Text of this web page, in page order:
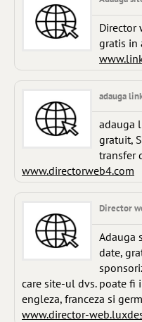
Director
gratis in
adauga
adauga
gratuit,
transfer
www.directorweb4.com
Director
Adauga
date,
care site-ul dvs. poate fi
engleza, franceza si
www.director-